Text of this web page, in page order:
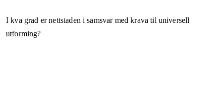
I kva grad er nettstaden i samsvar med krava til universell
utforming?